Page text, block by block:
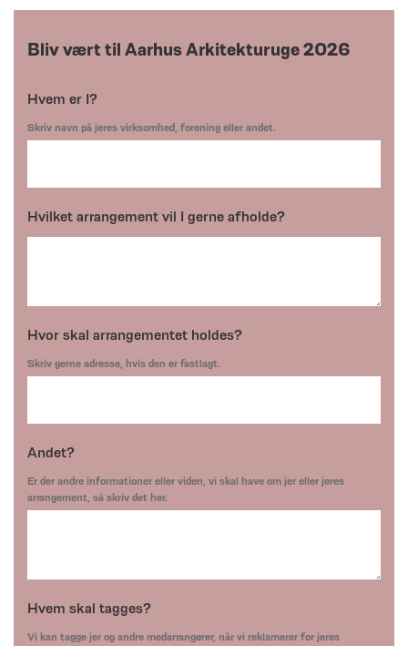
Bliv vært til Aarhus Arkitekturuge 2026
Hvem er I?
Skriv navn på jeres virksomhed, forening eller andet.
Hvilket arrangement vil I gerne afholde?
Hvor skal arrangementet holdes?
Skriv gerne adresse, hvis den er fastlagt.
Andet?
Er der andre informationer eller viden, vi skal have om jer eller jeres
arrangement, så skriv det her.
Hvem skal tagges?
Vi kan tagge jer og andre medarrangører, når vi reklamerer for jeres